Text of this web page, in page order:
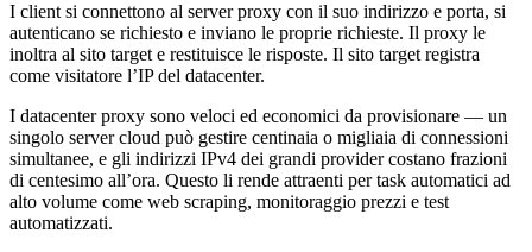
I client si connettono al server proxy con il suo indirizzo e porta, si
autenticano se richiesto e inviano le proprie richieste. Il proxy le
inoltra al sito target e restituisce le risposte. Il sito target registra
come visitatore l’IP del datacenter.
I datacenter proxy sono veloci ed economici da provisionare — un
singolo server cloud può gestire centinaia o migliaia di connessioni
simultanee, e gli indirizzi IPv4 dei grandi provider costano frazioni
di centesimo all’ora. Questo li rende attraenti per task automatici ad
alto volume come web scraping, monitoraggio prezzi e test
automatizzati.